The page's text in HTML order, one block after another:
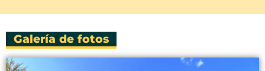
Galería de fotos